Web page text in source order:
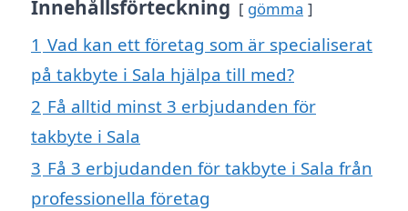
Innehållsförteckning gömma
1 Vad kan ett företag som är specialiserat
på takbyte i Sala hjälpa till med?
2 Få alltid minst 3 erbjudanden för
takbyte i Sala
3 Få 3 erbjudanden för takbyte i Sala från
professionella företag